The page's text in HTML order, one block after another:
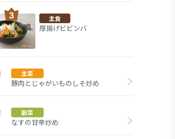
主食
厚揚げビビンバ
主菜
豚肉とじゃがいものしそ炒め
副菜
なすの甘辛炒め